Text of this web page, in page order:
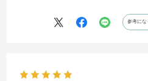
透明度も高く一目で中身が分かり冷蔵
そのままレンジ出来るので快適です。
参考にな